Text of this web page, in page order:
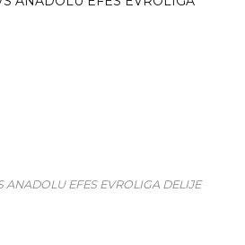
ANADOLU EFES EVROLIGA DELIJE